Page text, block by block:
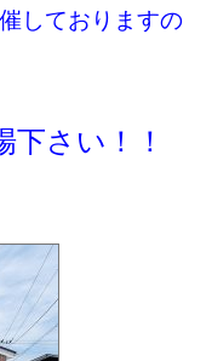
しておりますの
下さい！！